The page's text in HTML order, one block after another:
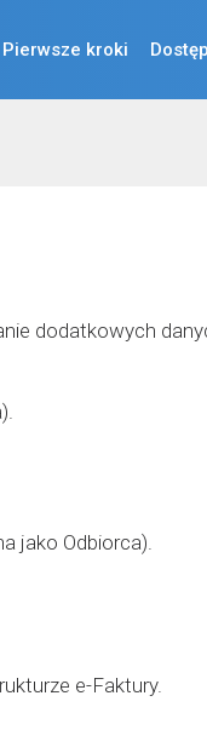
Pierwsze kroki
dodatkowych
jako Odbiorca).
e-Faktury.